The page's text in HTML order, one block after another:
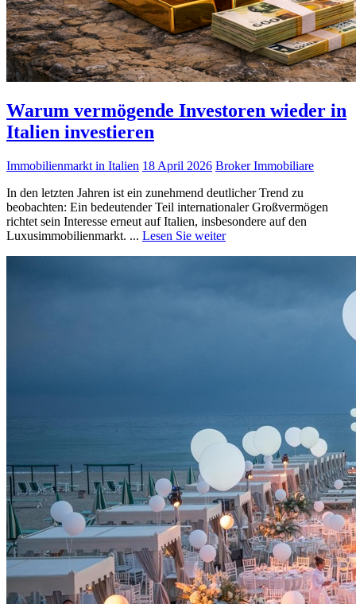
Warum vermögende Investoren wieder in
Italien investieren
Immobilienmarkt in Italien 18 April 2026 Broker Immobiliare
In den letzten Jahren ist ein zunehmend deutlicher Trend zu
beobachten: Ein bedeutender Teil internationaler Großvermögen
richtet sein Interesse erneut auf Italien, insbesondere auf den
Luxusimmobilienmarkt. ... Lesen Sie weiter